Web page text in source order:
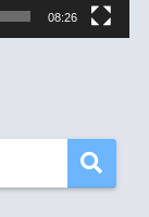
08:26